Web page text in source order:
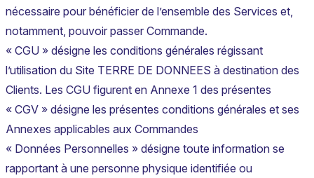
nécessaire pour bénéficier de l’ensemble des Services et,
notamment, pouvoir passer Commande.
« CGU » désigne les conditions générales régissant
l’utilisation du Site TERRE DE DONNEES à destination des
Clients. Les CGU figurent en Annexe 1 des présentes
« CGV » désigne les présentes conditions générales et ses
Annexes applicables aux Commandes
« Données Personnelles » désigne toute information se
rapportant à une personne physique identifiée ou